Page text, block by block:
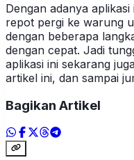
Dengan adanya
repot pergi ke warung
dengan beberapa
dengan cepat. Jadi
aplikasi ini sekarang
artikel ini, dan sampai
Bagikan Artikel